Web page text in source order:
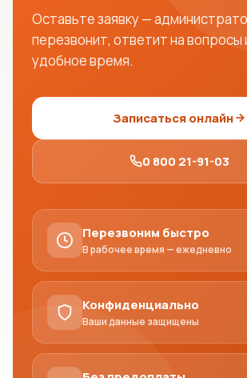
Оставьте заявку —
перезвонит, ответит на вопросы
удобное время.
Записаться онлайн
0 800 21-91-03
Перезвоним быстро
В рабочее время — ежедневно
Конфиденциально
Ваши данные защищены